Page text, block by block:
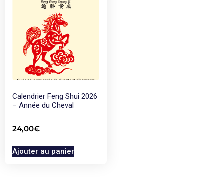
Calendrier Feng Shui 2026
– Année du Cheval
24,00€
Ajouter au panier